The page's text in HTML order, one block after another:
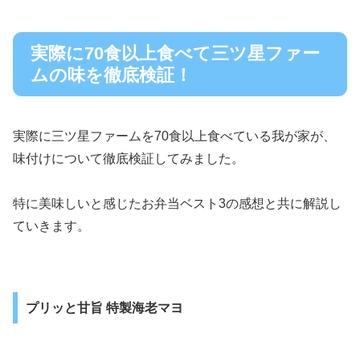
実際に70食以上食べて三ツ星ファー
ムの味を徹底検証！
実際に三ツ星ファームを70食以上食べている我が家が、
味付けについて徹底検証してみました。
特に美味しいと感じたお弁当ベスト3の感想と共に解説し
ていきます。
プリッと甘旨 特製海老マヨ